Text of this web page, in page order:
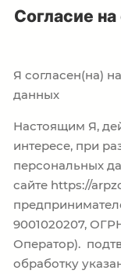
Согласие
Я согласен(на)
данных
Настоящим Я,
интересе, при
персональных
сайте https://
9001020207,
Оператор).
обработку